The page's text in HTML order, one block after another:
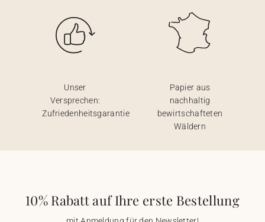
Unser
Versprechen:
Zufriedenheitsgarantie
Papier aus
nachhaltig
bewirtschafteten
Wäldern
10% Rabatt auf Ihre erste Bestellung